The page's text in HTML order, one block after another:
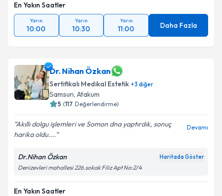
En Yakın Saatler
Yarın
10:00
Yarın
10:30
Yarın
11:00 Daha Fazla
Dr. Nihan Özkan
Sertifikalı Medikal Estetik +3 diğer
Samsun, Atakum
5 (117 Değerlendirme)
Akıllı dolgu işlemleri ve Somon dna yaptırdık, sonuç
harika oldu....
Devamı
Dr.Nihan Özkan Haritada Göster
Denizevleri mahallesi 226.sokak Filiz Apt No:2/4
En Yakın Saatler